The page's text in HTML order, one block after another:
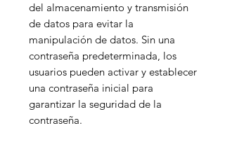
del almacenamiento y transmisión
de datos para evitar la
manipulación de datos. Sin una
contraseña predeterminada, los
usuarios pueden activar y establecer
una contraseña inicial para
garantizar la seguridad de la
contraseña.